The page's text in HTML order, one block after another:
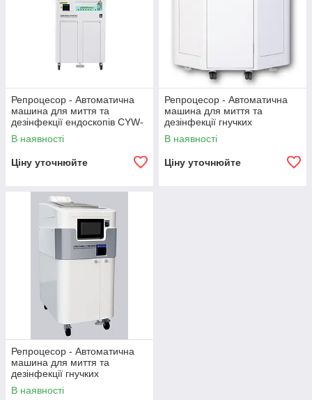
Репроцесор - Автоматична
машина для миття та
дезінфекції ендоскопів CYW-
501
В наявності
Ціну уточнюйте
Репроцесор - Автоматична
машина для миття та
дезінфекції гнучких
ендоскопів CYW-DUO
В наявності
Ціну уточнюйте
Репроцесор - Автоматична
машина для миття та
дезінфекції гнучких
ендоскопів CYW — S601
В наявності